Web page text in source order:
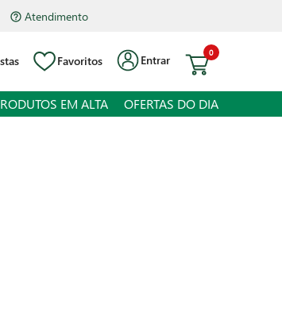
Hipermercado Bourbon Assis Brasil
Favoritos Entrar
0
EM ALTA OFERTAS DO DIA